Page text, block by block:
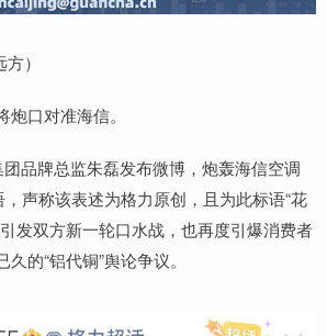
）
口对准海信。
品牌总监朱磊发布微博，炮轰海信空调
，声称该表述为格力原创，且为此标语“花
发双方新一轮口水战，也再度引爆消费者
的“铝代铜”舆论争议。